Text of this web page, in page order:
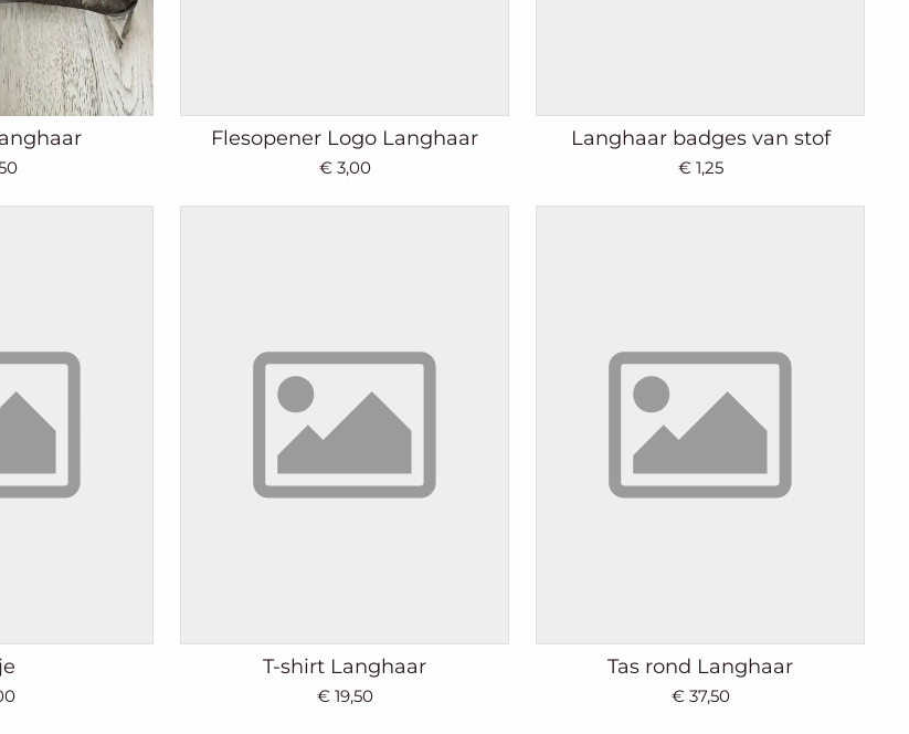
Flesopener Logo Langhaar
€ 3,00
Langhaar badges van stof
€ 1,25
T-shirt Langhaar
€ 19,50
Tas rond Langhaar
€ 37,50